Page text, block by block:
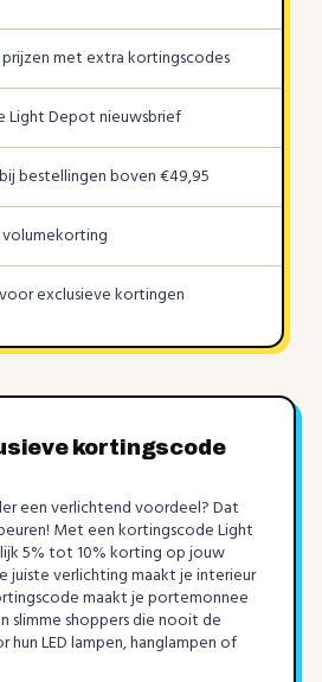
met extra kortingscodes
Light Depot nieuwsbrief
bestellingen boven €49,95
exclusieve kortingen
kortingscode
een verlichtend voordeel? Dat
Met een kortingscode Light
5% tot 10% korting op jouw
juiste verlichting maakt je interieur
maakt je portemonnee
slimme shoppers die nooit de
LED lampen, hanglampen of